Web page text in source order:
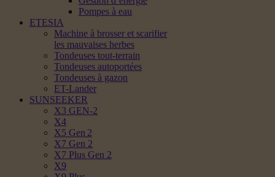
Pompes à eau
ETESIA
Machine à brosser et scarifier
les mauvaises herbes
Tondeuses tout-terrain
Tondeuses autoportées
Tondeuses à gazon
ET-Lander
SUNSEEKER
X3 GEN-2
X4
X5 Gen 2
X7 Gen 2
X7 Plus Gen 2
X9